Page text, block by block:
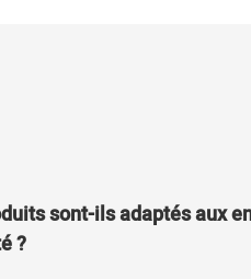
sont-ils adaptés aux
?